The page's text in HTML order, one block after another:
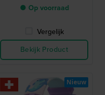
● Op voorraad
Vergelijk
Bekijk Product
Nieuw